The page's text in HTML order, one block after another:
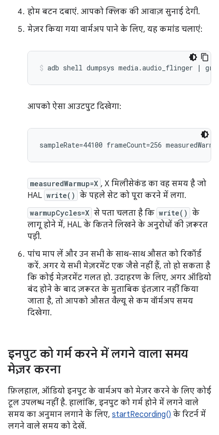
होम बटन दबाएं. आपको क्लिक की आवाज़ सुनाई देगी.
मेज़र किया गया वार्मअप पाने के लिए, यह कमांड चलाएं:
आपको ऐसा आउटपुट दिखेगा:
measuredWarmup=X , X मिलीसेकंड का वह समय है जो
HAL write() के पहले सेट को पूरा करने में लगा.
warmupCycles=X से पता चलता है कि write() के
लागू होने में, HAL के कितने लिखने के अनुरोधों की ज़रूरत
पड़ी.
पांच माप लें और उन सभी के साथ-साथ औसत को रिकॉर्ड
करें. अगर ये सभी मेज़रमेंट एक जैसे नहीं हैं, तो हो सकता है
कि कोई मेज़रमेंट गलत हो. उदाहरण के लिए, अगर ऑडियो
बंद होने के बाद ज़रूरत के मुताबिक इंतज़ार नहीं किया
जाता है, तो आपको औसत वैल्यू से कम वॉर्मअप समय
दिखेगा.
इनपुट को गर्म करने में लगने वाला समय
मेज़र करना
फ़िलहाल, ऑडियो इनपुट के वार्मअप को मेज़र करने के लिए कोई
टूल उपलब्ध नहीं है. हालांकि, इनपुट को गर्म होने में लगने वाले
समय का अनुमान लगाने के लिए, startRecording() के रिटर्न में
लगने वाले समय को देखें.